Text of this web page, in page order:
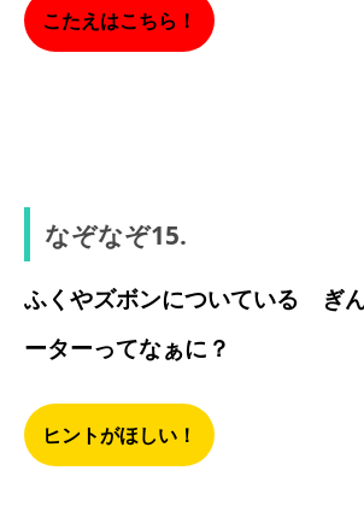
こたえはこちら！
なぞなぞ15.
ふくやズボンについている ぎ
ーターってなぁに？
ヒントがほしい！